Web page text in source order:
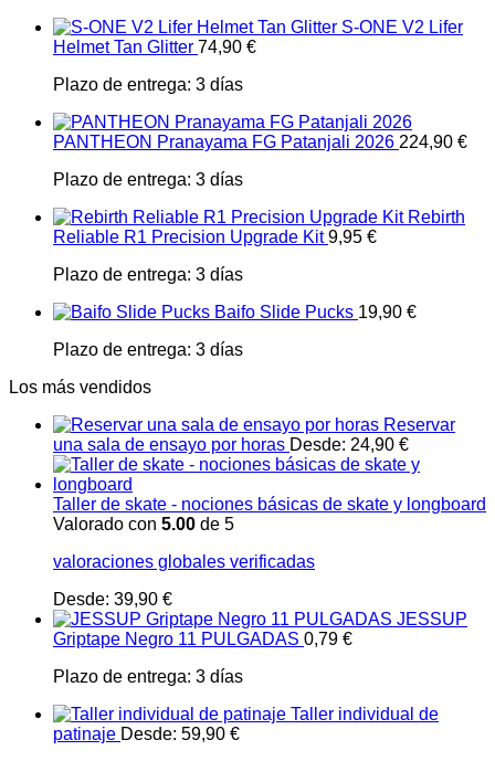
S-ONE V2 Lifer
Helmet Tan Glitter 74,90 €
Plazo de entrega: 3 días
PANTHEON Pranayama FG Patanjali 2026 224,90 €
Plazo de entrega: 3 días
Rebirth
Reliable R1 Precision Upgrade Kit 9,95 €
Plazo de entrega: 3 días
Baifo Slide Pucks 19,90 €
Plazo de entrega: 3 días
Los más vendidos
Reservar
una sala de ensayo por horas Desde: 24,90 €
Taller de skate - nociones básicas de skate y longboard
Valorado con 5.00 de 5
valoraciones globales verificadas
Desde: 39,90 €
JESSUP
Griptape Negro 11 PULGADAS 0,79 €
Plazo de entrega: 3 días
Taller individual de
patinaje Desde: 59,90 €